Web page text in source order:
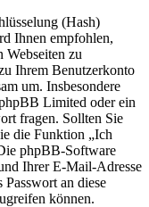
(Hash)
Ihnen empfohlen,
Webseiten zu
Ihrem Benutzerkonto
um. Insbesondere
Limited oder ein
fragen. Sollten Sie
die Funktion „Ich
phpBB-Software
Ihrer E-Mail-Adresse
Passwort an diese
können.